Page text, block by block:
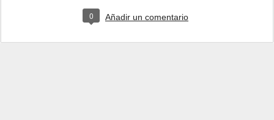
0 Añadir un comentario